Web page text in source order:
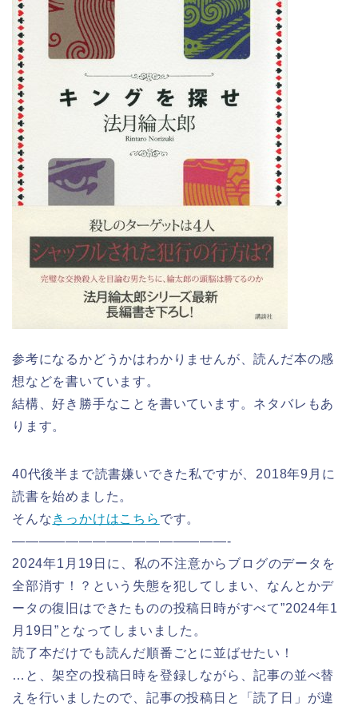
参考になるかどうかはわかりませんが、読んだ本の感
想などを書いています。
結構、好き勝手なことを書いています。ネタバレもあ
ります。
40代後半まで読書嫌いできた私ですが、2018年9月に
読書を始めました。
そんなきっかけはこちら です。
————————————————-
2024年1月19日に、私の不注意からブログのデータを
全部消す！？という失態を犯してしまい、なんとかデ
ータの復旧はできたものの投稿日時がすべて”2024年1
月19日”となってしまいました。
読了本だけでも読んだ順番ごとに並ばせたい！
…と、架空の投稿日時を登録しながら、記事の並べ替
えを行いましたので、記事の投稿日と「読了日」が違